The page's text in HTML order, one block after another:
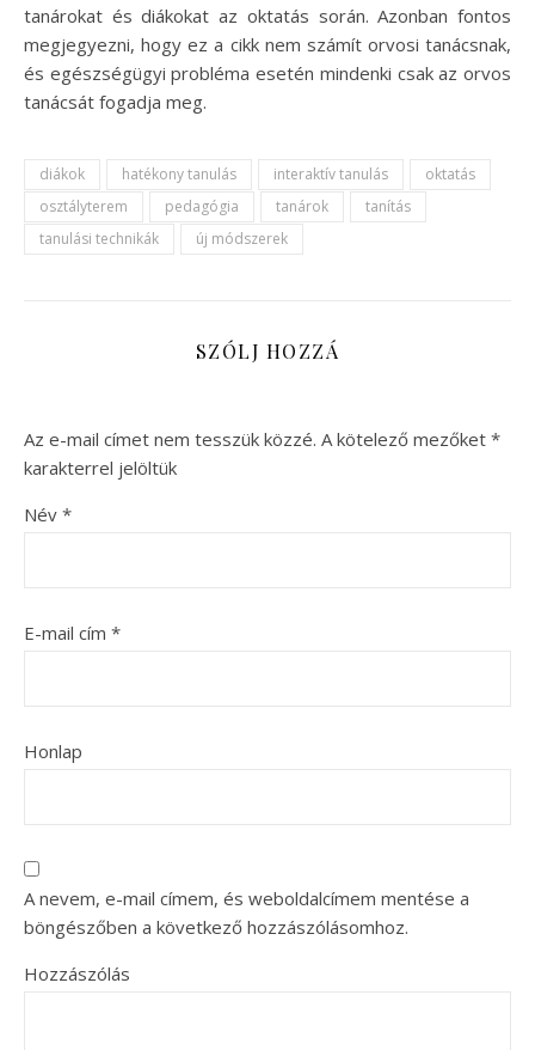
tanárokat és diákokat az oktatás során. Azonban fontos
megjegyezni, hogy ez a cikk nem számít orvosi tanácsnak,
és egészségügyi probléma esetén mindenki csak az orvos
tanácsát fogadja meg.
diákok hatékony tanulás interaktív tanulás
oktatás
osztályterem
pedagógia tanárok
tanítás
tanulási technikák
új módszerek
SZÓLJ HOZZÁ
Az e-mail címet nem tesszük közzé. A kötelező mezőket *
karakterrel jelöltük
Név *
E-mail cím *
Honlap
A nevem, e-mail címem, és weboldalcímem mentése a
böngészőben a következő hozzászólásomhoz.
Hozzászólás